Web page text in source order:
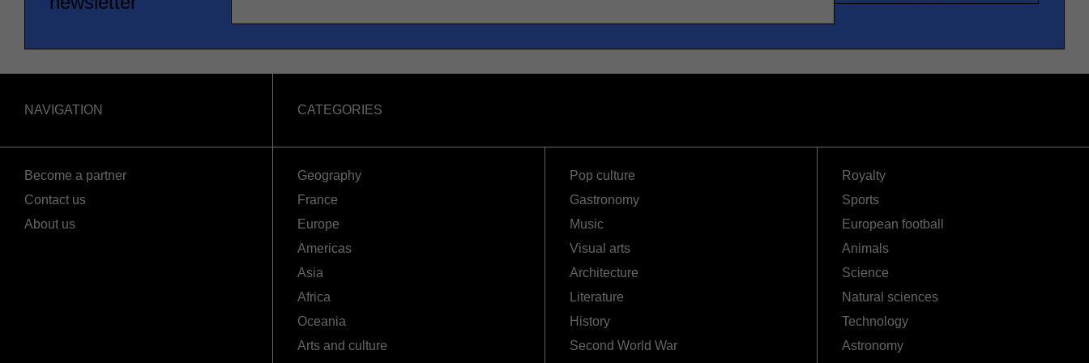
NAVIGATION
Become a partner
Contact us
About us
CATEGORIES
Geography
France
Europe
Americas
Asia
Africa
Oceania
Arts and culture
Pop culture
Gastronomy
Music
Visual arts
Architecture
Literature
History
Second World War
Royalty
Sports
European football
Animals
Science
Natural sciences
Technology
Astronomy